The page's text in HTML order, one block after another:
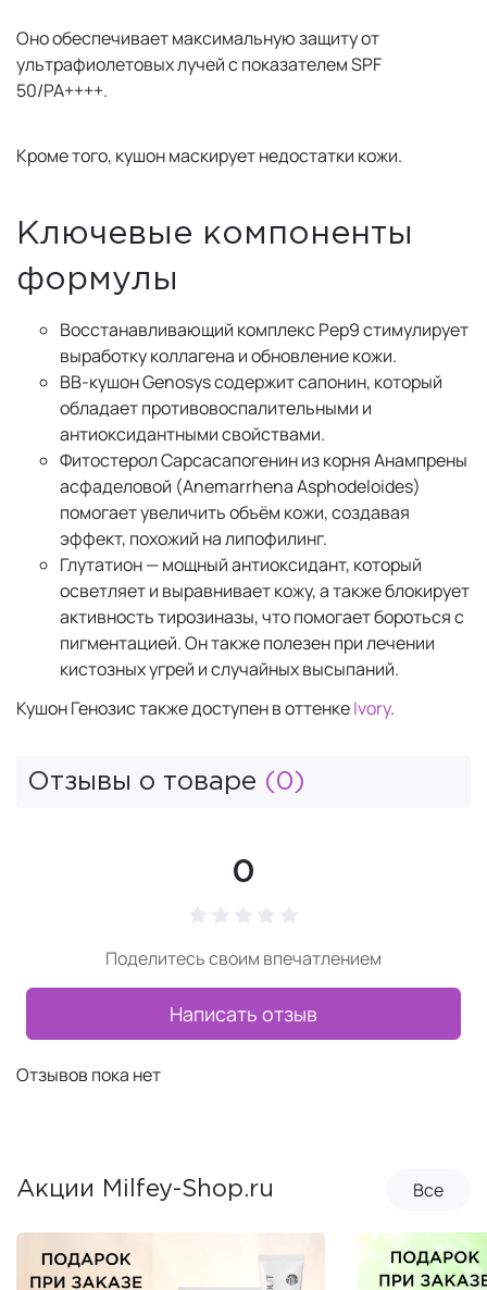
Оно обеспечивает максимальную защиту от
ультрафиолетовых лучей с показателем SPF
50/PA++++.
Кроме того, кушон маскирует недостатки кожи.
Ключевые компоненты
формулы
Восстанавливающий комплекс Pep9 стимулирует
выработку коллагена и обновление кожи.
ВВ-кушон Genosys содержит сапонин, который
обладает противовоспалительными и
антиоксидантными свойствами.
Фитостерол Сарсасапогенин из корня Анампрены
асфаделовой (Anemarrhena Asphodeloides)
помогает увеличить объём кожи, создавая
эффект, похожий на липофилинг.
Глутатион — мощный антиоксидант, который
осветляет и выравнивает кожу, а также блокирует
активность тирозиназы, что помогает бороться с
пигментацией. Он также полезен при лечении
кистозных угрей и случайных высыпаний.
Кушон Генозис также доступен в оттенкеIvory.
Отзывы о товаре (0)
0
Поделитесь своим впечатлением
Написать отзыв
Отзывов пока нет
Акции Milfey-Shop.ru Все